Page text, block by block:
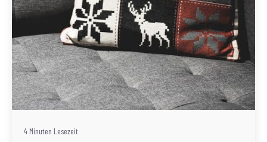
Geschrieben von
Redaktion Immofragen Bezirke: Mistelbach + Melk
(AT)
4 Minuten Lesezeit